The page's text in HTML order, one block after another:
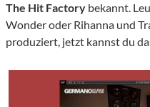
The Hit Factory bekannt.
Wonder oder Rihanna und
produziert, jetzt kannst du